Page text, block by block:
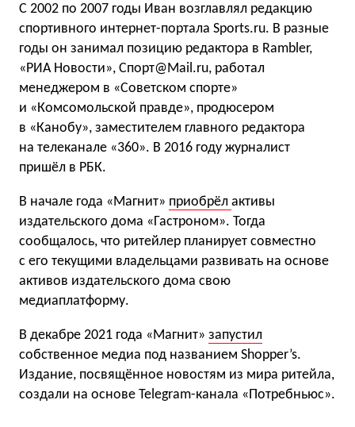
С 2002 по 2007 годы Иван возглавлял редакцию
спортивного интернет-портала Sports.ru. В разные
годы он занимал позицию редактора в Rambler,
«РИА Новости», Спорт@Mail.ru, работал
менеджером в «Советском спорте»
и «Комсомольской правде», продюсером
в «Канобу», заместителем главного редактора
на телеканале «360». В 2016 году журналист
пришёл в РБК.
В начале года «Магнит» приобрёл активы
издательского дома «Гастроном». Тогда
сообщалось, что ритейлер планирует совместно
с его текущими владельцами развивать на основе
активов издательского дома свою
медиаплатформу.
В декабре 2021 года «Магнит» запустил
собственное медиа под названием Shopper’s.
Издание, посвящённое новостям из мира ритейла,
создали на основе Telegram-канала «Потребньюс».